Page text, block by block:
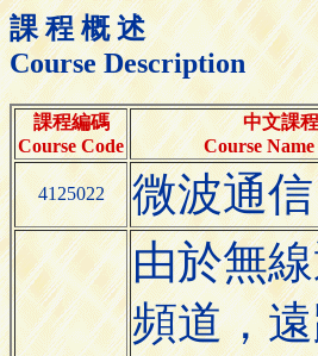
課 程 概 述
Course Description
課程編碼
Course Code
中文課
Course
4125022 微波通信
由於無
頻道，